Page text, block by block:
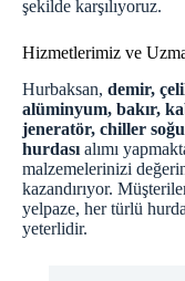
şekilde karşılıyoruz.
Hizmetlerimiz ve
Hurbaksan, demir,
alüminyum, bakır,
jeneratör, chiller
hurdası alımı
malzemelerinizi
kazandırıyor.
yelpaze, her türlü
yeterlidir.